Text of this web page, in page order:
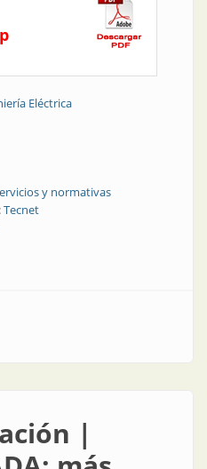
Eléctrica
y normativas
Tecnet
| Nueva versión de interfaz
|